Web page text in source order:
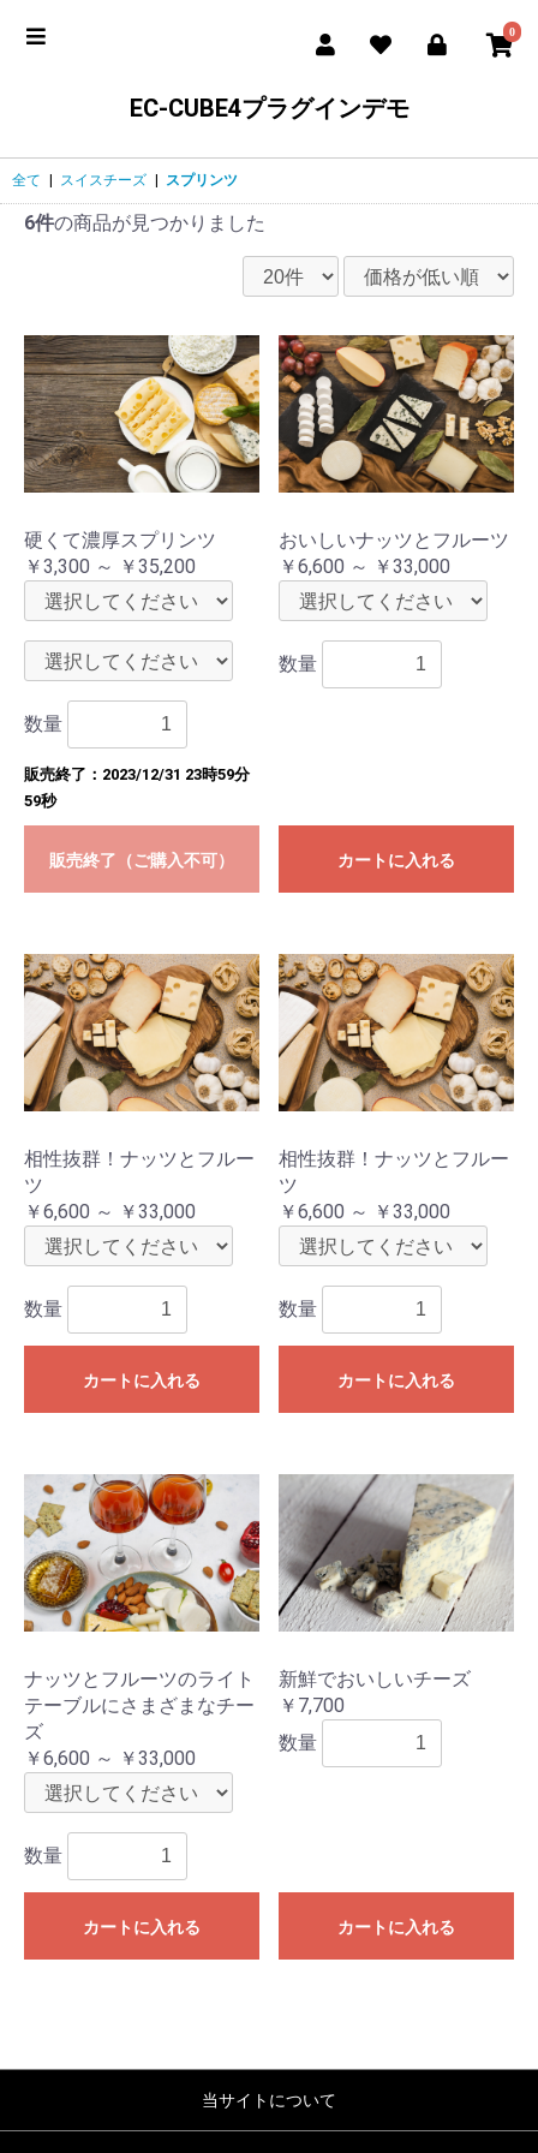
0
EC-CUBE4プラグインデモ
全て スイスチーズ スプリンツ
6件の商品が見つかりました
硬くて濃厚スプリンツ
￥3,300 ～ ￥35,200
数量
販売終了：2023/12/31 23時59分
59秒
販売終了（ご購入不可）
おいしいナッツとフルーツ
￥6,600 ～ ￥33,000
数量
カートに入れる
相性抜群！ナッツとフルー
ツ
￥6,600 ～ ￥33,000
数量
カートに入れる
相性抜群！ナッツとフルー
ツ
￥6,600 ～ ￥33,000
数量
カートに入れる
ナッツとフルーツのライト
テーブルにさまざまなチー
ズ
￥6,600 ～ ￥33,000
数量
カートに入れる
新鮮でおいしいチーズ
￥7,700
数量
カートに入れる
当サイトについて